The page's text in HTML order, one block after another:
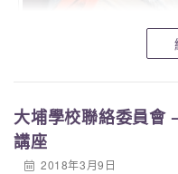
大埔學校聯絡委員會
講座
2018年3月9日